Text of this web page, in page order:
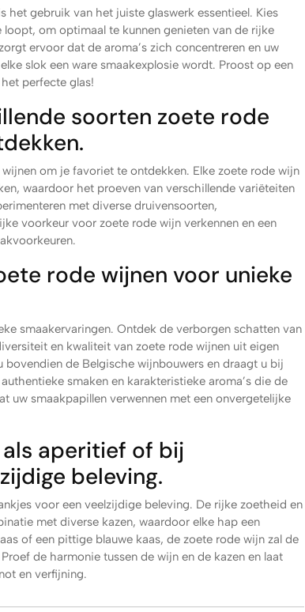
gebruik van het juiste glaswerk essentieel. Kies
om optimaal te kunnen genieten van de rijke
ervoor dat de aroma’s zich concentreren en uw
slok een ware smaakexplosie wordt. Proost op een
perfecte glas!
soorten zoete rode
om je favoriet te ontdekken. Elke zoete rode wijn
waardoor het proeven van verschillende variëteiten
met diverse druivensoorten,
voorkeur voor zoete rode wijn verkennen en een
rode wijnen voor unieke
smaakervaringen. Ontdek de verborgen schatten van
en kwaliteit van zoete rode wijnen uit eigen
de Belgische wijnbouwers en draagt u bij
smaken en karakteristieke aroma’s die de
uw smaakpapillen verwennen met een onvergetelijke
aperitief of bij
beleving.
voor een veelzijdige beleving. De rijke zoetheid en
met diverse kazen, waardoor elke hap een
of een pittige blauwe kaas, de zoete rode wijn zal de
de harmonie tussen de wijn en de kazen en laat
en verfijning.